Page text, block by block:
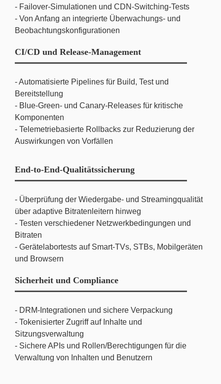
- Failover-Simulationen und CDN-Switching-Tests
- Von Anfang an integrierte Überwachungs- und
Beobachtungskonfigurationen
CI/CD und Release-Management
- Automatisierte Pipelines für Build, Test und
Bereitstellung
- Blue-Green- und Canary-Releases für kritische
Komponenten
- Telemetriebasierte Rollbacks zur Reduzierung der
Auswirkungen von Vorfällen
End-to-End-Qualitätssicherung
- Überprüfung der Wiedergabe- und Streamingqualität
über adaptive Bitratenleitern hinweg
- Testen verschiedener Netzwerkbedingungen und
Bitraten
- Gerätelabortests auf Smart-TVs, STBs, Mobilgeräten
und Browsern
Sicherheit und Compliance
- DRM-Integrationen und sichere Verpackung
- Tokenisierter Zugriff auf Inhalte und
Sitzungsverwaltung
- Sichere APIs und Rollen/Berechtigungen für die
Verwaltung von Inhalten und Benutzern